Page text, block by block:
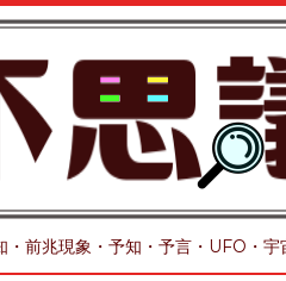
・前兆現象・予知・予言・UFO・